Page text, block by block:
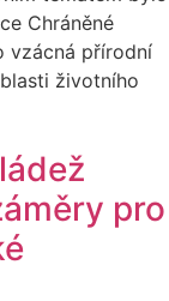
Chráněné
vzácná přírodní
životního
pro